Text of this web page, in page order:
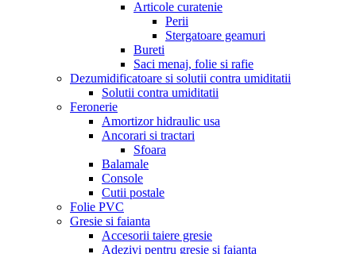
Articole curatenie
Perii
Stergatoare geamuri
Bureti
Saci menaj, folie si rafie
Dezumidificatoare si solutii contra umiditatii
Solutii contra umiditatii
Feronerie
Amortizor hidraulic usa
Ancorari si tractari
Sfoara
Balamale
Console
Cutii postale
Folie PVC
Gresie si faianta
Accesorii taiere gresie
Adezivi pentru gresie si faianta